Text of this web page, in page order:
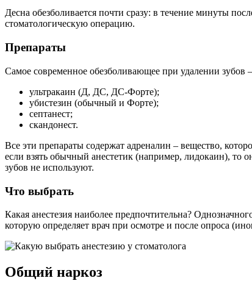
Десна обезболивается почти сразу: в течение минуты
стоматологическую операцию.
Препараты
Самое современное обезболивающее при удалении зубов
ультракаин (Д, ДС, ДС-Форте);
убистезин (обычный и Форте);
септанест;
скандонест.
Все эти препараты содержат адреналин – вещество,
если взять обычный анестетик (например, лидокаин), то
зубов не используют.
Что выбрать
Какая анестезия наиболее предпочтительна?
которую определяет врач при осмотре и после опроса
Общий наркоз